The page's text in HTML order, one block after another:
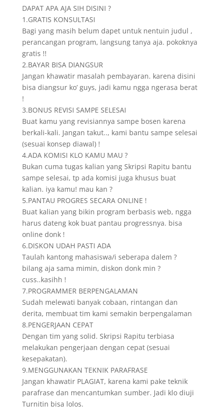
DAPAT APA AJA SIH DISINI ?
1.GRATIS KONSULTASI
Bagi yang masih belum dapet untuk nentuin judul ,
perancangan program, langsung tanya aja. pokoknya
gratis !!
2.BAYAR BISA DIANGSUR
Jangan khawatir masalah pembayaran. karena disini
bisa diangsur ko’ guys, jadi kamu ngga ngerasa berat
!
3.BONUS REVISI SAMPE SELESAI
Buat kamu yang revisiannya sampe bosen karena
berkali-kali. Jangan takut.., kami bantu sampe selesai
(sesuai konsep diawal) !
4.ADA KOMISI KLO KAMU MAU ?
Bukan cuma tugas kalian yang Skripsi Rapitu bantu
sampe selesai, tp ada komisi juga khusus buat
kalian. iya kamu! mau kan ?
5.PANTAU PROGRES SECARA ONLINE !
Buat kalian yang bikin program berbasis web, ngga
harus dateng kok buat pantau progressnya. bisa
online donk !
6.DISKON UDAH PASTI ADA
Taulah kantong mahasiswa/i seberapa dalem ?
bilang aja sama mimin, diskon donk min ?
cuss..kasihh !
7.PROGRAMMER BERPENGALAMAN
Sudah melewati banyak cobaan, rintangan dan
derita, membuat tim kami semakin berpengalaman
8.PENGERJAAN CEPAT
Dengan tim yang solid. Skripsi Rapitu terbiasa
melakukan pengerjaan dengan cepat (sesuai
kesepakatan).
9.MENGGUNAKAN TEKNIK PARAFRASE
Jangan khawatir PLAGIAT, karena kami pake teknik
parafrase dan mencantumkan sumber. Jadi klo diuji
Turnitin bisa lolos.